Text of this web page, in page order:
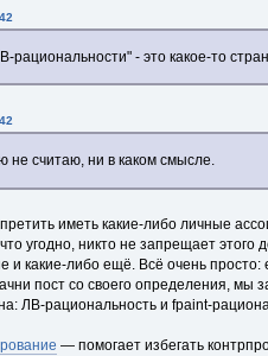
рациональности" - это какое-то
не считаю, ни в каком смысле.
иметь какие-либо личные
угодно, никто не запрещает
и какие-либо ещё. Всё очень просто:
пост со своего определения, мы
ЛВ-рациональность и fpaint-
— помогает избегать